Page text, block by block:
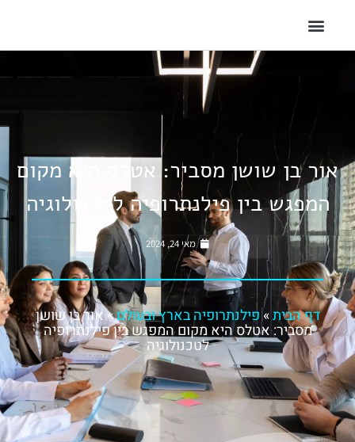
אור בן שושן מסביר: אטלס היא מקום
המפגש בין פילנתרופיה לטכנולוגיה
מאי 24, 2024
דף הבית»פילנתרופיה בארץ ובעולם»אור בן שושן
מסביר: אטלס היא מקום המפגש בין פילנתרופיה
לטכנולוגיה